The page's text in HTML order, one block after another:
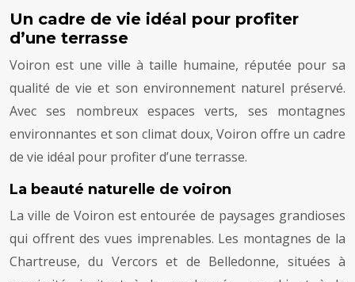
Un cadre de vie idéal pour profiter
d’une terrasse
Voiron est une ville à taille humaine, réputée pour sa
qualité de vie et son environnement naturel préservé.
Avec ses nombreux espaces verts, ses montagnes
environnantes et son climat doux, Voiron offre un cadre
de vie idéal pour profiter d’une terrasse.
La beauté naturelle de voiron
La ville de Voiron est entourée de paysages grandioses
qui offrent des vues imprenables. Les montagnes de la
Chartreuse, du Vercors et de Belledonne, situées à